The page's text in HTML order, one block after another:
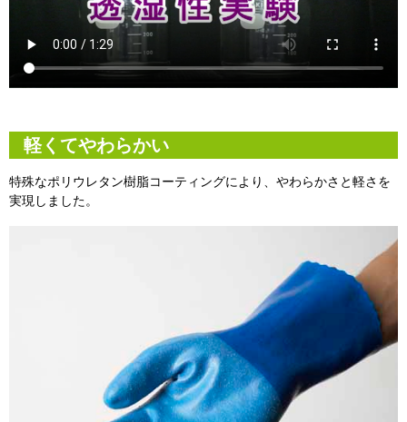
軽くてやわらかい
特殊なポリウレタン樹脂コーティングにより、やわらかさと軽さを
実現しました。